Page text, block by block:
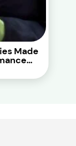
Made